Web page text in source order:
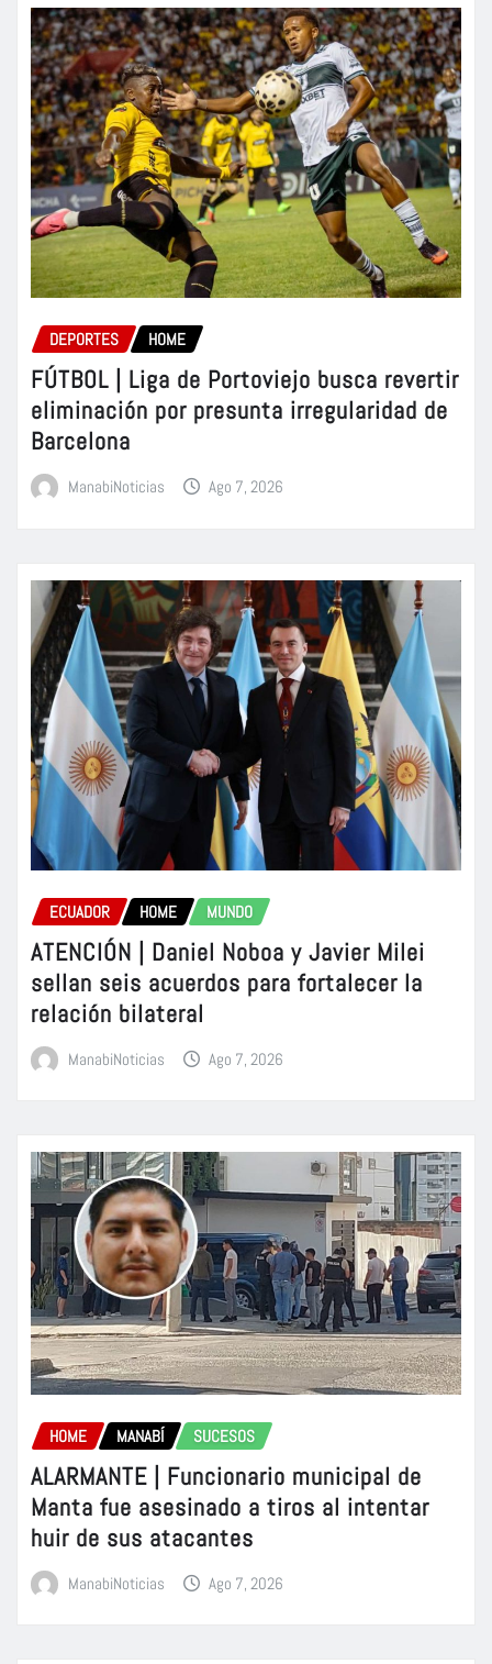
DEPORTES HOME
FÚTBOL | Liga de Portoviejo busca revertir
eliminación por presunta irregularidad de
Barcelona
ManabiNoticias Ago 7, 2026
ECUADOR HOME MUNDO
ATENCIÓN | Daniel Noboa y Javier Milei
sellan seis acuerdos para fortalecer la
relación bilateral
ManabiNoticias Ago 7, 2026
HOME MANABÍ SUCESOS
ALARMANTE | Funcionario municipal de
Manta fue asesinado a tiros al intentar
huir de sus atacantes
ManabiNoticias Ago 7, 2026